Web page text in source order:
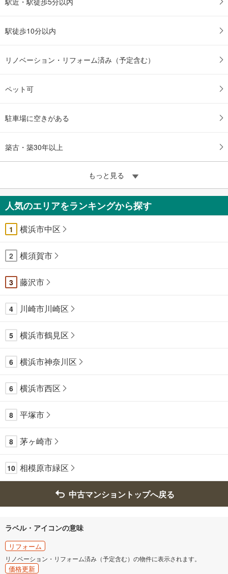
駅徒歩10分以内
リノベーション・リフォーム済み（予定含む）
ペット可
駐車場に空きがある
築古・築30年以上
もっと見る
人気のエリアをランキングから探す
1 横浜市中区
2 横須賀市
3 藤沢市
4 川崎市川崎区
5 横浜市鶴見区
6 横浜市神奈川区
6 横浜市西区
8 平塚市
8 茅ヶ崎市
10 相模原市緑区
中古マンショントップへ戻る
ラベル・アイコンの意味
リフォーム
リノベーション・リフォーム済み（予定含む）の物件に表示されます。
価格更新